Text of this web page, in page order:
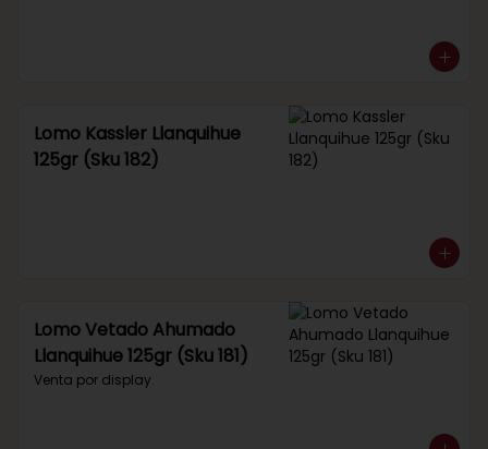
Lomo Kassler Llanquihue
125gr (Sku 182)
Lomo Vetado Ahumado
Llanquihue 125gr (Sku 181)
Venta por display.